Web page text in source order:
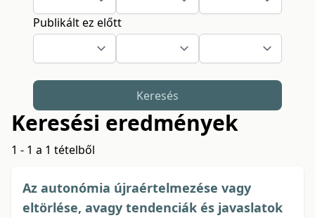
Publikált ez előtt
Keresés
Keresési eredmények
1 - 1 a 1 tételből
Az autonómia újraértelmezése vagy
eltörlése, avagy tendenciák és javaslatok